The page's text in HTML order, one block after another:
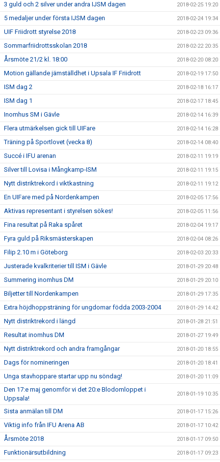
3 guld och 2 silver under andra IJSM dagen 2018-02-25 19:20
5 medaljer under första IJSM dagen 2018-02-24 19:34
UIF Friidrott styrelse 2018 2018-02-23 09:36
Sommarfriidrottsskolan 2018 2018-02-22 20:35
Årsmöte 21/2 kl. 18:00 2018-02-20 08:20
Motion gällande jämställdhet i Upsala IF Friidrott 2018-02-19 17:50
ISM dag 2 2018-02-18 16:17
ISM dag 1 2018-02-17 18:45
Inomhus SM i Gävle 2018-02-14 16:39
Flera utmärkelsen gick till UIFare 2018-02-14 16:28
Träning på Sportlovet (vecka 8) 2018-02-14 08:40
Succé i IFU arenan 2018-02-11 19:19
Silver till Lovisa i Mångkamp-ISM 2018-02-11 19:15
Nytt distriktrekord i viktkastning 2018-02-11 19:12
En UIFare med på Nordenkampen 2018-02-05 17:56
Aktivas representant i styrelsen sökes! 2018-02-05 11:56
Fina resultat på Raka spåret 2018-02-04 19:17
Fyra guld på Riksmästerskapen 2018-02-04 08:26
Filip 2.10 m i Göteborg 2018-02-03 20:33
Justerade kvalkriterier till ISM i Gävle 2018-01-29 20:48
Summering inomhus DM 2018-01-29 20:10
Biljetter till Nordenkampen 2018-01-29 17:35
Extra höjdhoppsträning för ungdomar födda 2003-2004 2018-01-29 14:42
Nytt distriktrekord i längd 2018-01-28 21:51
Resultat inomhus DM 2018-01-27 19:49
Nytt distriktrekord och andra framgångar 2018-01-20 18:55
Dags för nomineringen 2018-01-20 18:41
Unga stavhoppare startar upp nu söndag! 2018-01-20 11:09
Den 17:e maj genomför vi det 20:e Blodomloppet i
Uppsala!
2018-01-19 10:35
Sista anmälan till DM 2018-01-17 15:26
Viktig info från IFU Arena AB 2018-01-17 10:42
Årsmöte 2018 2018-01-17 09:50
Funktionärsutbildning 2018-01-17 09:23